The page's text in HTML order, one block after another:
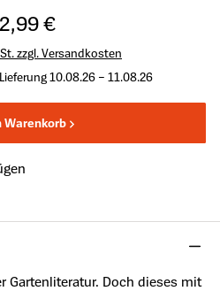
€
zzgl. Versandkosten
10.08.26 – 11.08.26
Warenkorb
Gartenliteratur. Doch dieses mit